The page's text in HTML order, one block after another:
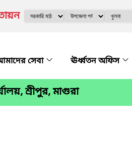
সেবা ঊর্ধ্বতন অফিস
শ্রীপুর, মাগুরা